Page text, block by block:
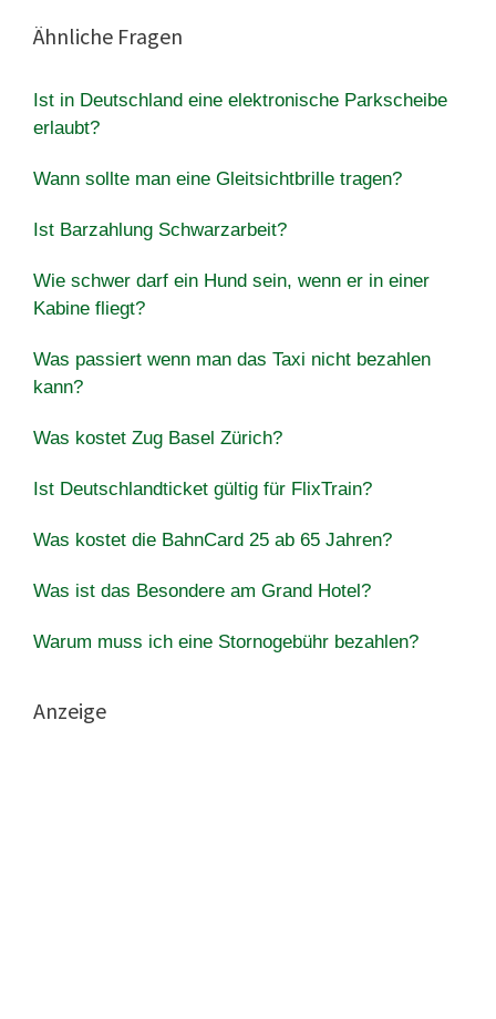
Ähnliche Fragen
Ist in Deutschland eine elektronische Parkscheibe
erlaubt?
Wann sollte man eine Gleitsichtbrille tragen?
Ist Barzahlung Schwarzarbeit?
Wie schwer darf ein Hund sein, wenn er in einer
Kabine fliegt?
Was passiert wenn man das Taxi nicht bezahlen
kann?
Was kostet Zug Basel Zürich?
Ist Deutschlandticket gültig für FlixTrain?
Was kostet die BahnCard 25 ab 65 Jahren?
Was ist das Besondere am Grand Hotel?
Warum muss ich eine Stornogebühr bezahlen?
Anzeige